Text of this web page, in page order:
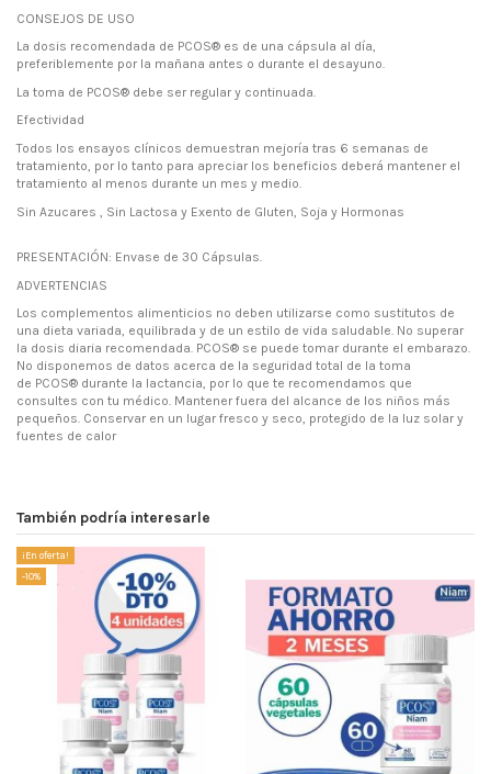
CONSEJOS DE USO
La dosis recomendada de PCOS® es de una cápsula al día,
preferiblemente por la mañana antes o durante el desayuno.
La toma de PCOS® debe ser regular y continuada.
Efectividad
Todos los ensayos clínicos demuestran mejoría tras 6 semanas de
tratamiento, por lo tanto para apreciar los beneficios deberá mantener el
tratamiento al menos durante un mes y medio.
Sin Azucares , Sin Lactosa y Exento de Gluten, Soja y Hormonas
PRESENTACIÓN: Envase de 30 Cápsulas.
ADVERTENCIAS
Los complementos alimenticios no deben utilizarse como sustitutos de
una dieta variada, equilibrada y de un estilo de vida saludable. No superar
la dosis diaria recomendada. PCOS® se puede tomar durante el embarazo.
No disponemos de datos acerca de la seguridad total de la toma
de PCOS® durante la lactancia, por lo que te recomendamos que
consultes con tu médico. Mantener fuera del alcance de los niños más
pequeños. Conservar en un lugar fresco y seco, protegido de la luz solar y
fuentes de calor
También podría interesarle
¡En oferta!
-10%